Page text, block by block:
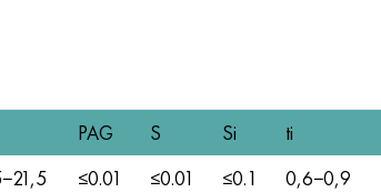
PAG S Si ti
≤0.01 ≤0.01 ≤0.1 0,6−0,9